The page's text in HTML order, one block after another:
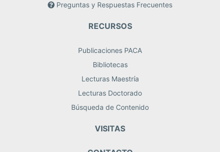
Preguntas y Respuestas Frecuentes
RECURSOS
Publicaciones PACA
Bibliotecas
Lecturas Maestría
Lecturas Doctorado
Búsqueda de Contenido
VISITAS